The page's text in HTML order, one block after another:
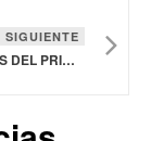
SIGUIENTE
CONAGRA BRANDS INFORMA SUS RESULTADOS DEL PRIMER TRIMESTRE FINALIZADO EN AGOSTO